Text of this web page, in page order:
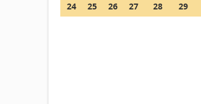
24
25 26 27 28 29